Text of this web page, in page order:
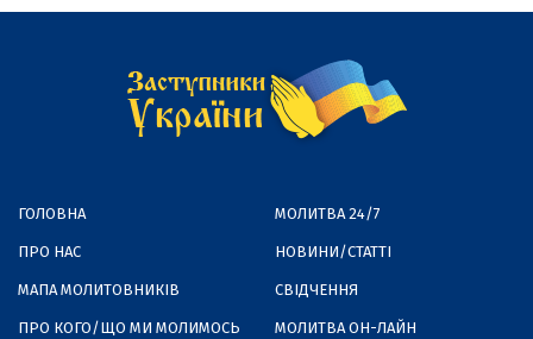
ГОЛОВНА
ПРО НАС
МАПА МОЛИТОВНИКІВ
ПРО КОГО/ЩО МИ МОЛИМОСЬ
МОЛИТВА 24/7
НОВИНИ/СТАТТІ
СВІДЧЕННЯ
МОЛИТВА ОН-ЛАЙН